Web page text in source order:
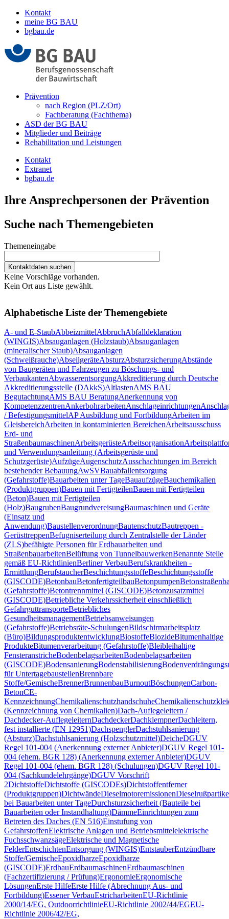
Kontakt
meine BG BAU
bgbau.de
Prävention
nach Region (PLZ/Ort)
Fachberatung (Fachthema)
ASD der BG BAU
Mitglieder und Beiträge
Rehabilitation und Leistungen
Kontakt
Extranet
bgbau.de
Ihre Ansprechpersonen der Prävention
Suche nach Themengebieten
Themeneingabe
Keine Vorschläge vorhanden.
Kein Ort aus Liste gewählt.
Alphabetische Liste der Themengebiete
A- und E-StaubAbbeizmittelAbbruchAbfalldeklaration
(WINGIS)Absauganlagen (Holzstaub)Absauganlagen
(mineralischer Staub)Absauganlagen
(Schweißrauche)AbseilgeräteAbsturzAbsturzsicherungAbstände
von Baugeräten und Fahrzeugen zu Böschungs- und
VerbaukantenAbwasserentsorgungAkkreditierung durch Deutsche
Akkreditierungsstelle (DAkkS)AltlastenAMS BAU
BegutachtungAMS BAU BeratungAnerkennung von
KompetenzzentrenAnkerbohrarbeitenAnschlageinrichtungen
/ BefestigungsmittelAP Ausbildung und FortbildungArbeiten im
GleisbereichArbeiten in kontaminierten BereichenArbeitsausschuss
Erd- und
StraßenbaumaschinenArbeitsgerüsteArbeitsorganisation
und Verwendungsanleitung (Arbeitsgerüste und
Schutzgerüste)AufzügeAugenschutzAusschachtungen im Bereich
bestehender BebauungAwSVBauabfallentsorgung
(Gefahrstoffe)Bauarbeiten unter TageBauaufzügeBauchemikalien
(Produktgruppen)Bauen mit FertigteilenBauen mit Fertigteilen
(Beton)Bauen mit Fertigteilen
(Holz)BaugrubenBaugrundvereisungBaumaschinen und Geräte
(Einsatz und
Anwendung)BaustellenverordnungBautenschutzBautreppen -
GerüsttreppenBefugniserteilung durch Zentralstelle der Länder
(ZLS)befähigte Personen für Erdbauarbeiten und
StraßenbauarbeitenBelüftung von TunnelbauwerkenBenannte Stelle
gemäß EU-RichtlinienBerliner VerbauBerufskrankheiten -
ErmittlungBerufstaucherBeschichtungsstoffeBeschichtungsstoffe
(GISCODE)BetonbauBetonfertigteilbauBetonpumpen
(Gefahrstoffe)Betontrennmittel (GISCODE)Betonzusatzmittel
(GISCODE)Betriebliche Verkehrssicherheit einschließlich
GefahrguttransporteBetriebliches
GesundheitsmanagementBetriebsanweisungen
(Gefahrstoffe)Betriebsräte-SchulungenBildschirmarbeitsplatz
(Büro)BildungsproduktentwicklungBiostoffeBiozideBitumenhaltige
ProdukteBitumenverarbeitung (Gefahrstoffe)Bleibleihaltige
FensteranstricheBodenbelagsarbeitenBodenbelagsarbeiten
(GISCODE)BodensanierungBodenstabilisierung
für UntertagebaustellenBrennbare
Stoffe/GemischeBrennerBrunnenbauBurnoutBöschungenCarbon-
BetonCE-
KennzeichnungChemikalienschutzhandschuhe
(Kennzeichnung von Chemikalien)Dach-Auflegeleitern /
Dachdecker-AuflegeleiternDachdeckerDachklempnerDachleitern,
fest installierte (EN 12951)DachspenglerDachstuhlsanierung
(Absturz)Dachstuhlsanierung (Holzschutzmittel)DeicheDGUV
Regel 101-004 (Anerkennung externer Anbieter)DGUV Regel 101-
004 (ehem. BGR 128) (Anerkennung externer Anbieter)DGUV
Regel 101-004 (ehem. BGR 128) (Schulungen)DGUV Regel 101-
004 (Sachkundelehrgänge)DGUV Vorschrift
2DichtstoffeDichtstoffe (GISCODEs)Dichtstoffentferner
(Produktgruppen)DichtwändeDieselmotoremissionen
bei Bauarbeiten unter TageDurchsturzsicherheit (Bauteile bei
Bauarbeiten oder Instandhaltung)DämmeEinrichtungen zum
Betreten des Daches (EN 516)Einstufung von
GefahrstoffenElektrische Anlagen und Betriebsmittelelektrische
FuchsschwanzsägeElektrische und Magnetische
FelderEntschichtenEntsorgung (WINGIS)EntstauberEntzündbare
Stoffe/GemischeEpoxidharzeEpoxidharze
(GISCODE)ErdbauErdbaumaschinenErdbaumaschinen
(Fachzertifizierung / Prüfung)ErgonomieErgonomische
LösungenErste HilfeErste Hilfe (Abrechnung Aus- und
Fortbildung)Essener VerbauEstricharbeitenEU-Richtlinie
2000/14/EG, OutdoorrichtlinieEU-Richtlinie 2002/44/EGEU-
Richtlinie 2006/42/EG,